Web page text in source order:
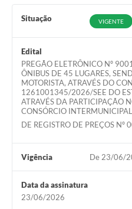
Situação VIGENTE
Edital
PREGÃO ELETRÔNICO Nº
ÔNIBUS DE 45 LUGARES,
MOTORISTA, ATRAVÉS DO
1261001345/2026/SEE DO
ATRAVÉS DA PARTICIPAÇÃO
CONSÓRCIO
DE REGISTRO DE PREÇOS Nº
Vigência De 23/06/
Data da assinatura
23/06/2026